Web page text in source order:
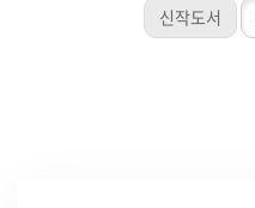
신작도서